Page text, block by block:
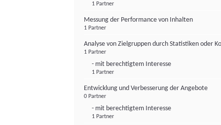
1 Partner
Messung der Performance von Inhalten
1 Partner
Analyse von Zielgruppen durch Statistiken oder
1 Partner
- mit berechtigtem Interesse
1 Partner
Entwicklung und Verbesserung der Angebote
0 Partner
- mit berechtigtem Interesse
1 Partner